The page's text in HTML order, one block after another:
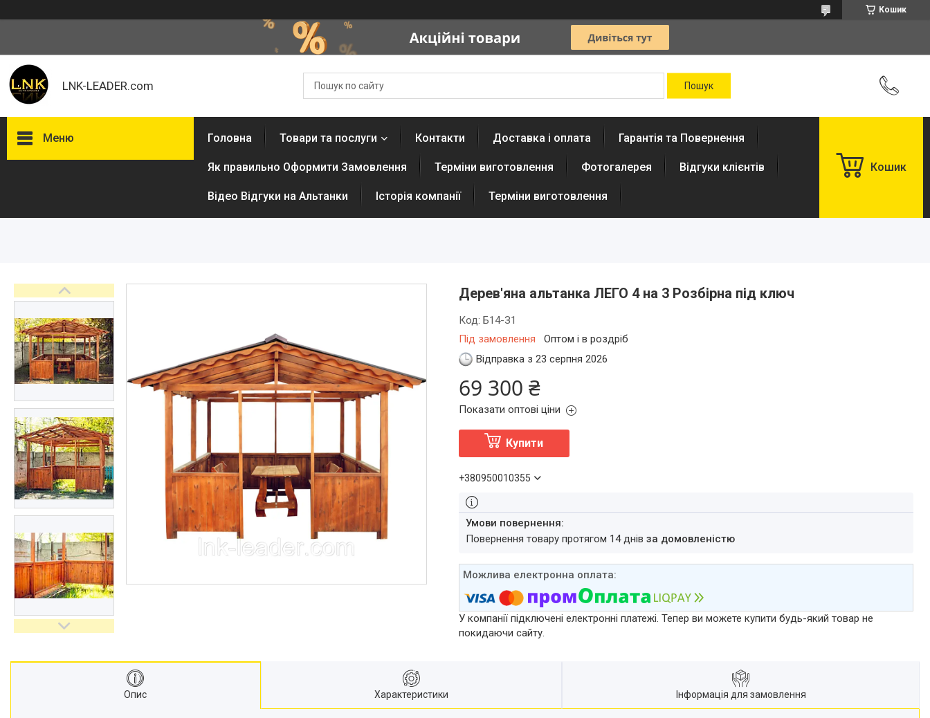
Кошик
LNK-LEADER.com
Меню
Фотогалерея
Головна Товари та послуги Контакти Доставка і оплата Гарантія та Повернення
Як правильно Оформити Замовлення Терміни виготовлення Фотогалерея Відгуки клієнтів
Відео Відгуки на Альтанки Історія компанії Терміни виготовлення
Кошик
Дерев'яна альтанка ЛЕГО 4 на 3 Розбірна під ключ
Під замовлення Оптом і в роздріб
Код: Б14-З1
Відправка з 23 серпня 2026
69 300 ₴
Показати оптові ціни
Купити
+380950010355
повернення товару протягом 14 днів за домовленістю
У компанії підключені електронні платежі. Тепер ви можете купити будь-який товар не
покидаючи сайту.
Опис Характеристики Інформація для замовлення